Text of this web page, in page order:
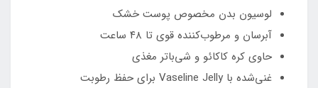
لوسیون بدن مخصوص پوست خشک
آبرسان و مرطوب‌کننده قوی تا ۴۸ ساعت
حاوی کره کاکائو و شی‌باتر مغذی
غنی‌شده با Vaseline Jelly برای حفظ رطوبت